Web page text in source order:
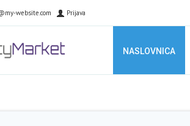
website.com Prijava
NASLOVNICA